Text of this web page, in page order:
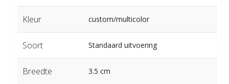
Kleur custom/multicolor
Soort Standaard uitvoering
Breedte 3.5 cm